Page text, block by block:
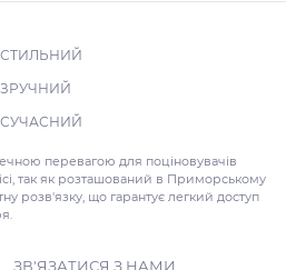
СТИЛЬНИЙ
ЗРУЧНИЙ
СУЧАСНИЙ
перевагою для поціновувачів
так як розташований в Приморському
розв'язку, що гарантує легкий доступ
ЗВ'ЯЗАТИСЯ З НАМИ